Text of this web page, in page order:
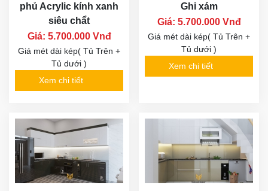
phủ Acrylic kính xanh
siêu chẩt
Giá: 5.700.000 Vnđ
Giá mét dài kép( Tủ Trên +
Tủ dưới )
Xem chi tiết
Ghi xám
Giá: 5.700.000 Vnđ
Giá mét dài kép( Tủ Trên +
Tủ dưới )
Xem chi tiết